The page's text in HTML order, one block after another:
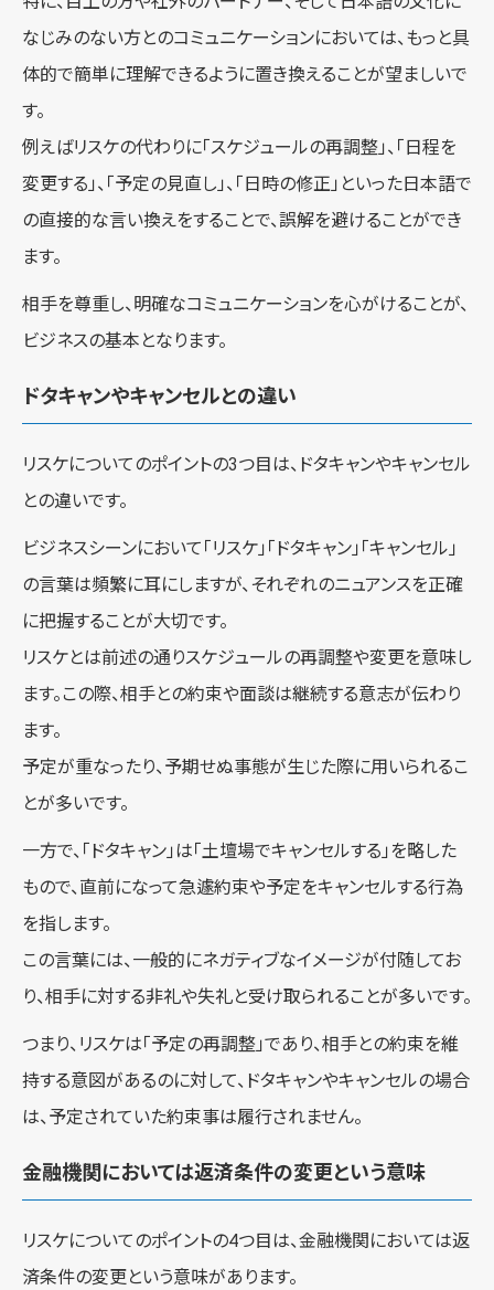
なじみのない方とのコミュニケーションにおいては、もっと具
体的で簡単に理解できるように置き換えることが望ましいで
す。
例えばリスケの代わりに「スケジュールの再調整」、「日程を
変更する」、「予定の見直し」、「日時の修正」といった日本語で
の直接的な言い換えをすることで、誤解を避けることができ
ます。
相手を尊重し、明確なコミュニケーションを心がけることが、
ビジネスの基本となります。
ドタキャンやキャンセルとの違い
リスケについてのポイントの3つ目は、ドタキャンやキャンセル
との違いです。
ビジネスシーンにおいて「リスケ」「ドタキャン」「キャンセル」
の言葉は頻繁に耳にしますが、それぞれのニュアンスを正確
に把握することが大切です。
リスケとは前述の通りスケジュールの再調整や変更を意味し
ます。この際、相手との約束や面談は継続する意志が伝わり
ます。
予定が重なったり、予期せぬ事態が生じた際に用いられるこ
とが多いです。
一方で、「ドタキャン」は「土壇場でキャンセルする」を略した
もので、直前になって急遽約束や予定をキャンセルする行為
を指します。
この言葉には、一般的にネガティブなイメージが付随してお
り、相手に対する非礼や失礼と受け取られることが多いです。
つまり、リスケは「予定の再調整」であり、相手との約束を維
持する意図があるのに対して、ドタキャンやキャンセルの場合
は、予定されていた約束事は履行されません。
金融機関においては返済条件の変更という意味
リスケについてのポイントの4つ目は、金融機関においては返
済条件の変更という意味があります。